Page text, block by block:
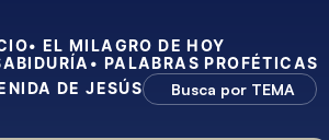
• EL MILAGRO DE HOY
• PALABRAS PROFÉTICAS
DE JESÚS
Busca por TEMA